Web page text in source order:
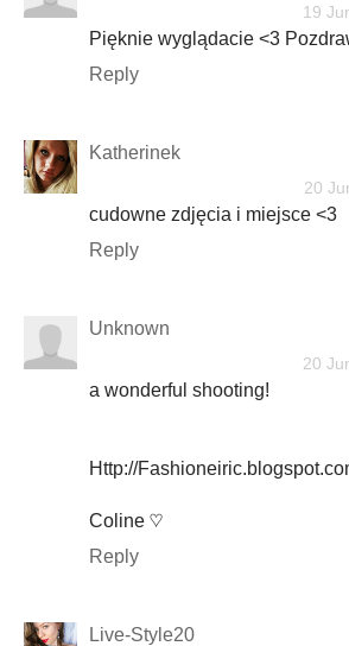
19
Pięknie wyglądacie <3
Reply
Katherinek
20
cudowne zdjęcia i miejsce <3
Reply
Unknown
20
a wonderful shooting!
Http://
Coline ♡
Reply
Live-Style20